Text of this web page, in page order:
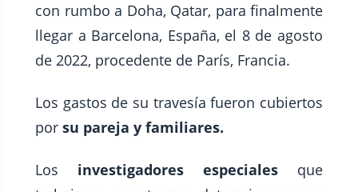
con rumbo a Doha, Qatar, para finalmente
llegar a Barcelona, España, el 8 de agosto
de 2022, procedente de París, Francia.
Los gastos de su travesía fueron cubiertos
por su pareja y familiares.
Los investigadores especiales que